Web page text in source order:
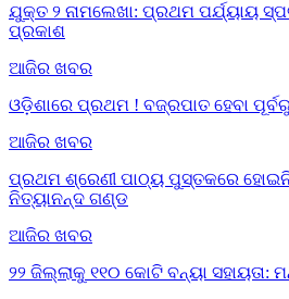
ଯୁକ୍ତ ୨ ନାମଲେଖା: ପ୍ରଥମ ପର୍ଯ୍ୟାୟ
ପ୍ରକାଶ
ଆଜିର ଖବର
ଓଡ଼ିଶାରେ ପ୍ରଥମ ! ବଜ୍ରପାତ ହେବା
ଆଜିର ଖବର
ପ୍ରଥମ ଶ୍ରେଣୀ ପାଠ୍ୟ ପୁସ୍ତକରେ
ନିତ୍ୟାନନ୍ଦ ଗଣ୍ଡ
ଆଜିର ଖବର
୨୨ ଜିଲ୍ଲାକୁ ୧୧୦ କୋଟି ବନ୍ୟା ସହାୟତା: